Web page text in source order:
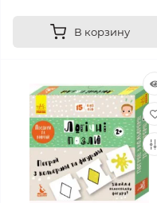
В корзину